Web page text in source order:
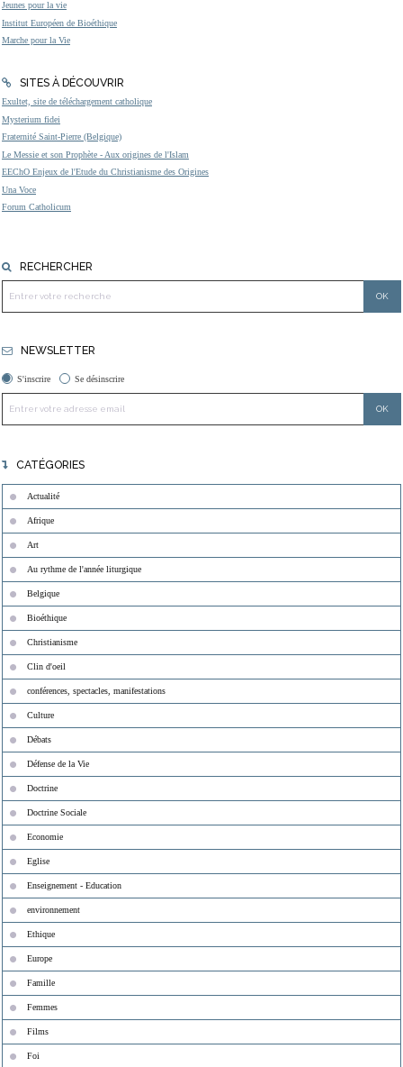
Jeunes pour la vie
Institut Européen de Bioéthique
Marche pour la Vie
SITES À DÉCOUVRIR
Exultet, site de téléchargement catholique
Mysterium fidei
Fraternité Saint-Pierre (Belgique)
Le Messie et son Prophète - Aux origines de l'Islam
EEChO Enjeux de l'Etude du Christianisme des Origines
Una Voce
Forum Catholicum
RECHERCHER
NEWSLETTER
S'inscrire Se désinscrire
CATÉGORIES
Actualité
Afrique
Art
Au rythme de l'année liturgique
Belgique
Bioéthique
Christianisme
Clin d'oeil
conférences, spectacles, manifestations
Culture
Débats
Défense de la Vie
Doctrine
Doctrine Sociale
Economie
Eglise
Enseignement - Education
environnement
Ethique
Europe
Famille
Femmes
Films
Foi